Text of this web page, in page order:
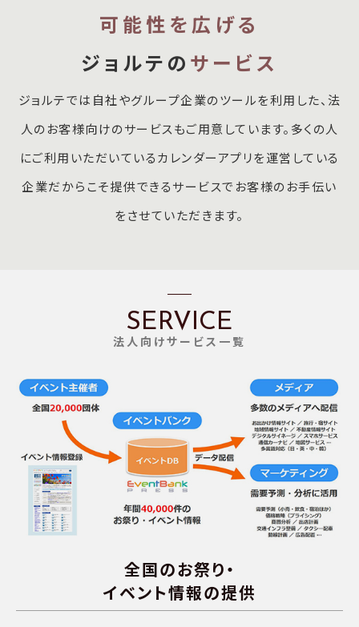
可能性を広げる
ジョルテの サービス
ジョルテでは自社やグループ企業のツールを利用した、法
人のお客様向けのサービスもご用意しています。多くの人
にご利用いただいているカレンダーアプリを運営している
企業だからこそ提供できるサービスでお客様のお手伝い
をさせていただきます。
SERVICE
法人向けサービス一覧
全国のお祭り・
イベント情報の提供